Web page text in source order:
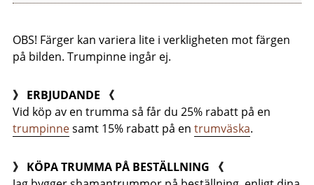
OBS! Färger kan variera lite i verkligheten mot färgen
på bilden. Trumpinne ingår ej.
》 ERBJUDANDE 《
Vid köp av en trumma så får du 25% rabatt på en
trumpinnesamt 15% rabatt på en trumväska.
》 KÖPA TRUMMA PÅ BESTÄLLNING 《